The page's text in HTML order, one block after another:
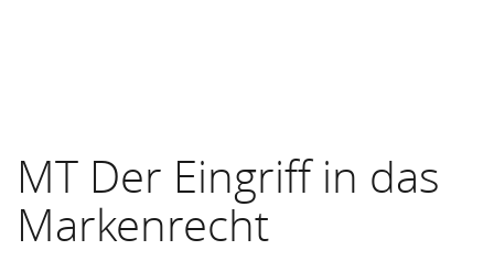
MT Der Eingriff in das
Markenrecht